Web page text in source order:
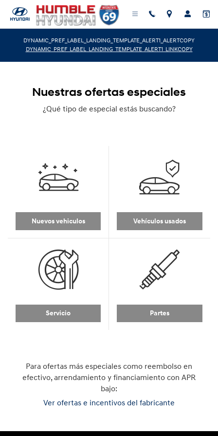
Saltar al contenido principal
DYNAMIC_PREF_LABEL_LANDING_TEMPLATE_ALERT1_ALERTCOPY
DYNAMIC_PREF_LABEL_LANDING_TEMPLATE_ALERT1_LINKCOPY
Nuestras ofertas especiales
¿Qué tipo de especial estás buscando?
Nuevos vehiculos Vehículos usados
Servicio Partes
Para ofertas más especiales como reembolso en
efectivo, arrendamiento y financiamiento con APR
bajo:
Ver ofertas e incentivos del fabricante